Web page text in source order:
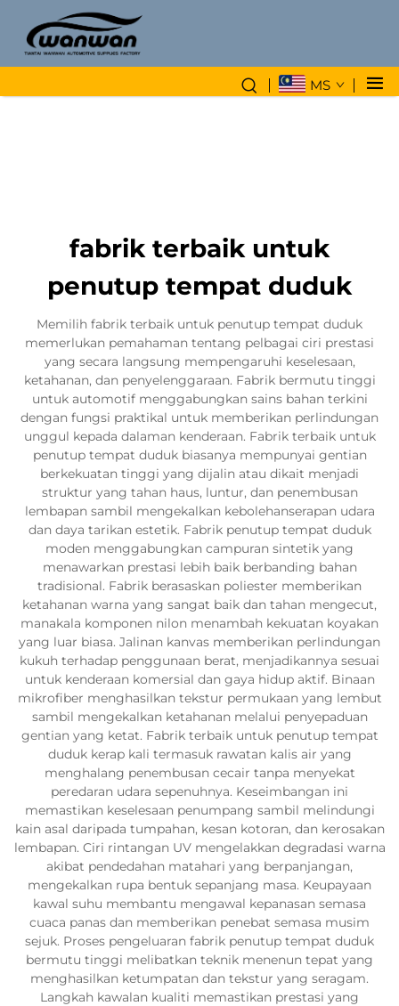
MS
fabrik terbaik untuk
penutup tempat duduk
Memilih fabrik terbaik untuk penutup tempat duduk
memerlukan pemahaman tentang pelbagai ciri prestasi
yang secara langsung mempengaruhi keselesaan,
ketahanan, dan penyelenggaraan. Fabrik bermutu tinggi
untuk automotif menggabungkan sains bahan terkini
dengan fungsi praktikal untuk memberikan perlindungan
unggul kepada dalaman kenderaan. Fabrik terbaik untuk
penutup tempat duduk biasanya mempunyai gentian
berkekuatan tinggi yang dijalin atau dikait menjadi
struktur yang tahan haus, luntur, dan penembusan
lembapan sambil mengekalkan kebolehanserapan udara
dan daya tarikan estetik. Fabrik penutup tempat duduk
moden menggabungkan campuran sintetik yang
menawarkan prestasi lebih baik berbanding bahan
tradisional. Fabrik berasaskan poliester memberikan
ketahanan warna yang sangat baik dan tahan mengecut,
manakala komponen nilon menambah kekuatan koyakan
yang luar biasa. Jalinan kanvas memberikan perlindungan
kukuh terhadap penggunaan berat, menjadikannya sesuai
untuk kenderaan komersial dan gaya hidup aktif. Binaan
mikrofiber menghasilkan tekstur permukaan yang lembut
sambil mengekalkan ketahanan melalui penyepaduan
gentian yang ketat. Fabrik terbaik untuk penutup tempat
duduk kerap kali termasuk rawatan kalis air yang
menghalang penembusan cecair tanpa menyekat
peredaran udara sepenuhnya. Keseimbangan ini
memastikan keselesaan penumpang sambil melindungi
kain asal daripada tumpahan, kesan kotoran, dan kerosakan
lembapan. Ciri rintangan UV mengelakkan degradasi warna
akibat pendedahan matahari yang berpanjangan,
mengekalkan rupa bentuk sepanjang masa. Keupayaan
kawal suhu membantu mengawal kepanasan semasa
cuaca panas dan memberikan penebat semasa musim
sejuk. Proses pengeluaran fabrik penutup tempat duduk
bermutu tinggi melibatkan teknik menenun tepat yang
menghasilkan ketumpatan dan tekstur yang seragam.
Langkah kawalan kualiti memastikan prestasi yang